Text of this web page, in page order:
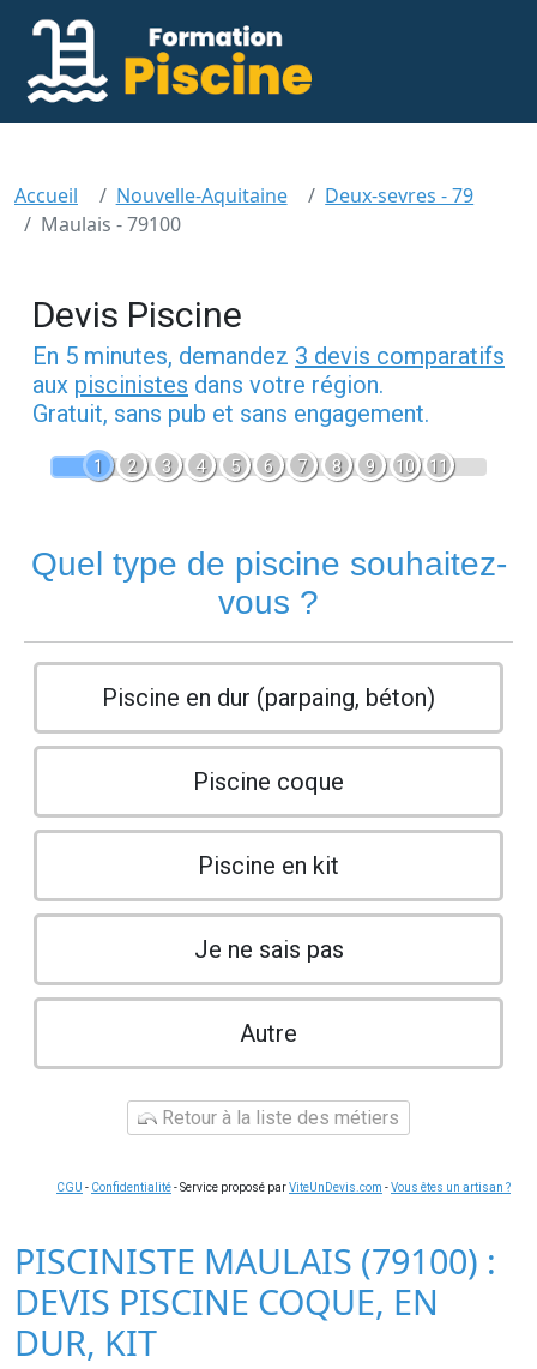
Accueil Nouvelle-Aquitaine
Deux-sevres - 79
Maulais - 79100
Devis Piscine
En 5 minutes, demandez 3 devis comparatifs
aux piscinistes dans votre région.
Gratuit, sans pub et sans engagement.
1 2 3 4 5 6 7 8 9 10 11
Quel type de piscine souhaitez-
vous ?
Piscine en dur (parpaing, béton)
Piscine coque
Piscine en kit
Je ne sais pas
Autre
Retour à la liste des métiers
CGU - Confidentialité- Service proposé parViteUnDevis.com -Vous êtes un artisan ?
PISCINISTE MAULAIS (79100) :
DEVIS PISCINE COQUE, EN
DUR, KIT